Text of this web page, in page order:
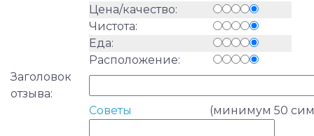
Цена/качество:
Чистота:
Еда:
Расположение:
Заголовок
отзыва:
(минимум 50
Советы